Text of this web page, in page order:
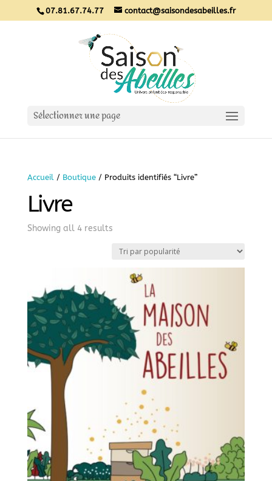
07.81.67.74.77 contact@saisondesabeilles.fr
Sélectionner une page
Accueil/ Boutique/ Produits identifiés “Livre”
Livre
Showing all 4 resultsSorted
popularity